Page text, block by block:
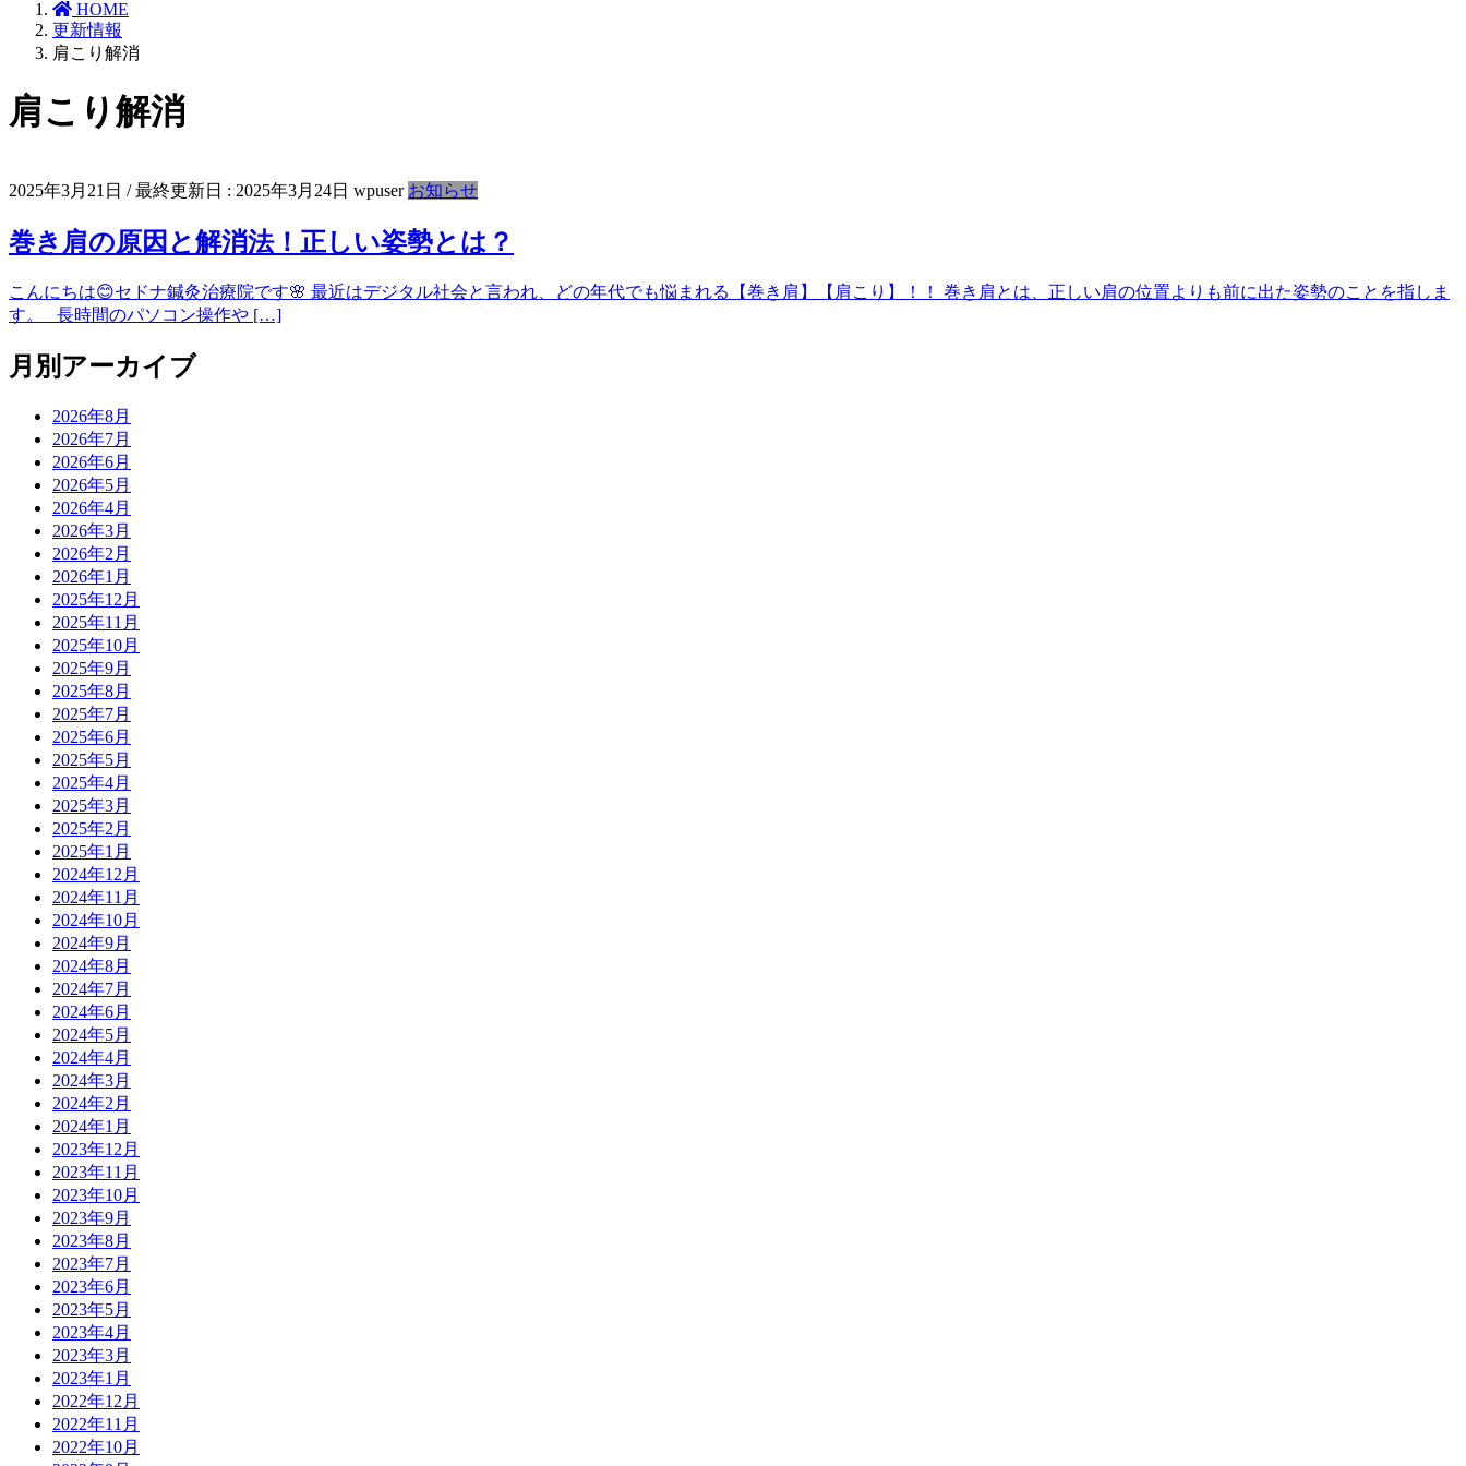
HOME
更新情報
肩こり解消
肩こり解消
2025年3月21日 / 最終更新日 : 2025年3月24日 wpuser お知らせ
巻き肩の原因と解消法！正しい姿勢とは？
こんにちは😊セドナ鍼灸治療院です🌸 最近はデジタル社会と言われ、どの年代でも悩まれる【巻き肩】【肩こり】！！ 巻き肩とは、正しい肩の位置よりも前に出た姿勢のことを指しま
す。 長時間のパソコン操作や […]
月別アーカイブ
2026年8月
2026年7月
2026年6月
2026年5月
2026年4月
2026年3月
2026年2月
2026年1月
2025年12月
2025年11月
2025年10月
2025年9月
2025年8月
2025年7月
2025年6月
2025年5月
2025年4月
2025年3月
2025年2月
2025年1月
2024年12月
2024年11月
2024年10月
2024年9月
2024年8月
2024年7月
2024年6月
2024年5月
2024年4月
2024年3月
2024年2月
2024年1月
2023年12月
2023年11月
2023年10月
2023年9月
2023年8月
2023年7月
2023年6月
2023年5月
2023年4月
2023年3月
2023年1月
2022年12月
2022年11月
2022年10月